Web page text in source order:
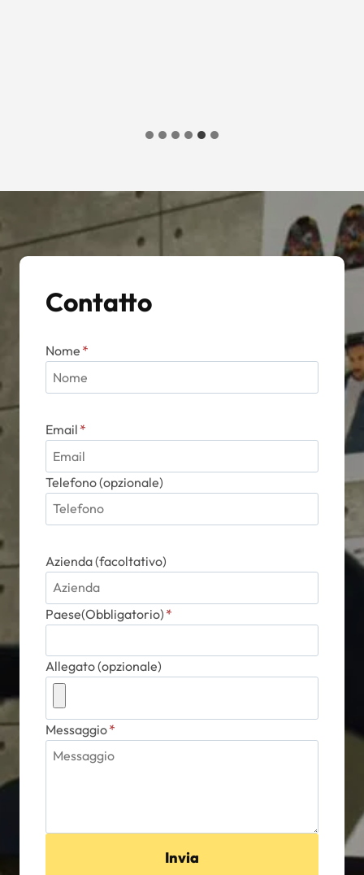
Contatto
Nome *
Email *
Telefono (opzionale)
Azienda (facoltativo)
Paese(Obbligatorio) *
Allegato (opzionale)
Messaggio*
Invia